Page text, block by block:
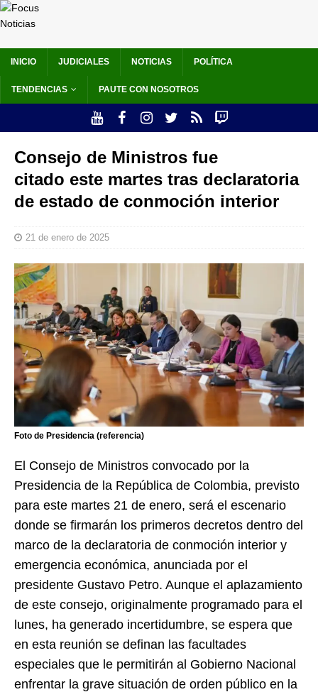
INICIO JUDICIALES NOTICIAS POLÍTICA
TENDENCIAS PAUTE CON NOSOTROS
Consejo de Ministros fue
citado este martes tras declaratoria
de estado de conmoción interior
21 de enero de 2025
Foto de Presidencia (referencia)
El Consejo de Ministros convocado por la
Presidencia de la República de Colombia, previsto
para este martes 21 de enero, será el escenario
donde se firmarán los primeros decretos dentro del
marco de la declaratoria de conmoción interior y
emergencia económica, anunciada por el
presidente Gustavo Petro. Aunque el aplazamiento
de este consejo, originalmente programado para el
lunes, ha generado incertidumbre, se espera que
en esta reunión se definan las facultades
especiales que le permitirán al Gobierno Nacional
enfrentar la grave situación de orden público en la